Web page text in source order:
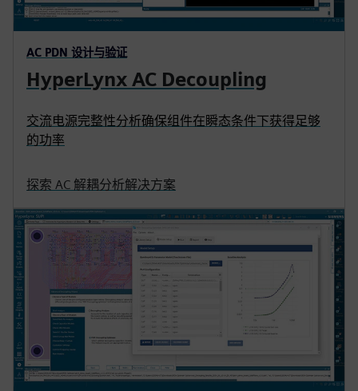
AC PDN 设计与验证
HyperLynx AC Decoupling
交流电源完整性分析确保组件在瞬态条件下获得足够
的功率
探索 AC 解耦分析解决方案